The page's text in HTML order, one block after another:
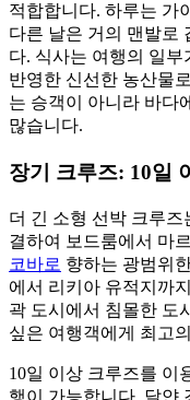
적합합니다. 하루는 가
다른 날은 거의 맨발로
다. 식사는 여행의 일
반영한 신선한 농산물
는 승객이 아니라 바다
많습니다.
장기 크루즈: 10일
더 긴 소형 선박 크루즈
결하여 보드룸에서 마
코바로 향하는 광범위
에서 리키아 유적지까
곽 도시에서 침몰한 도
싶은 여행객에게 최고
10일 이상 크루즈를 이
행이 가능합니다. 달얀